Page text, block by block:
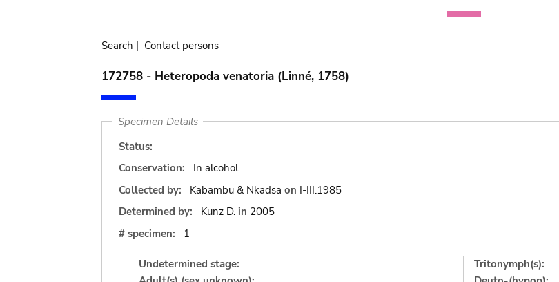
Search | Contact persons
172758 - Heteropoda venatoria (Linné, 1758)
Specimen Details
Status:
Conservation:
In alcohol
Collected by:
Kabambu & Nkadsa on I-III.1985
Determined by:
Kunz D. in 2005
# specimen:
1
Undetermined stage:
Tritonymph(s):